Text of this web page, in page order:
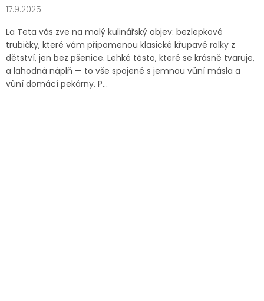
17.9.2025
La Teta vás zve na malý kulinářský objev: bezlepkové
trubičky, které vám připomenou klasické křupavé rolky z
dětství, jen bez pšenice. Lehké těsto, které se krásně tvaruje,
a lahodná náplň — to vše spojené s jemnou vůní másla a
vůní domácí pekárny. P...